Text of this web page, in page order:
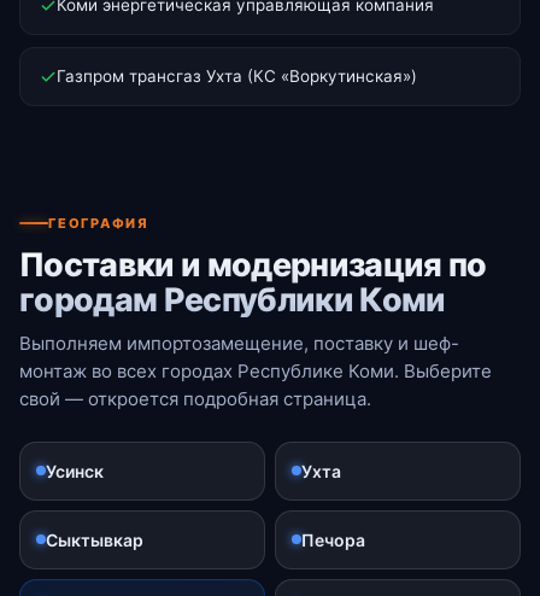
Коми энергетическая управляющая компания
Газпром трансгаз Ухта (КС «Воркутинская»)
ГЕОГРАФИЯ
Поставки и модернизация по
городам Республики Коми
Выполняем импортозамещение, поставку и шеф-
монтаж во всех городах Республике Коми. Выберите
свой — откроется подробная страница.
Усинск Ухта
Сыктывкар Печора